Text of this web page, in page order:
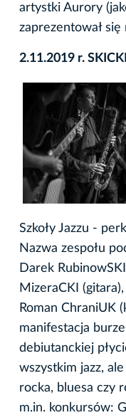
artystki Aurory
zaprezentował
2.11.2019 r.
Szkoły Jazzu -
Nazwa zespołu
Darek
MizeraCKI
Roman ChraniUK
manifestacja
debiutanckiej
wszystkim jazz,
rocka, bluesa czy
m.in. konkursów: